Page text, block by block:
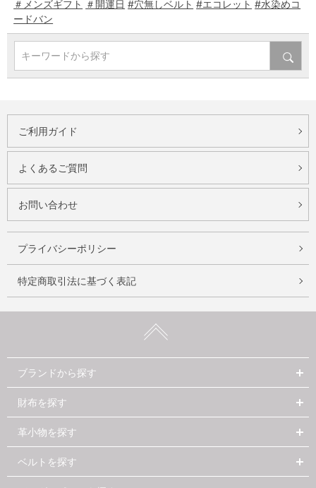
＃メンズギフト ＃開運日 #穴無しベルト #エコレット #水染めコ
ードバン
キーワードから探す
ご利用ガイド
よくあるご質問
お問い合わせ
プライバシーポリシー
特定商取引法に基づく表記
ブランドから探す
財布を探す
革小物を探す
ベルトを探す